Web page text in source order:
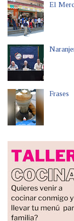
El
Frases